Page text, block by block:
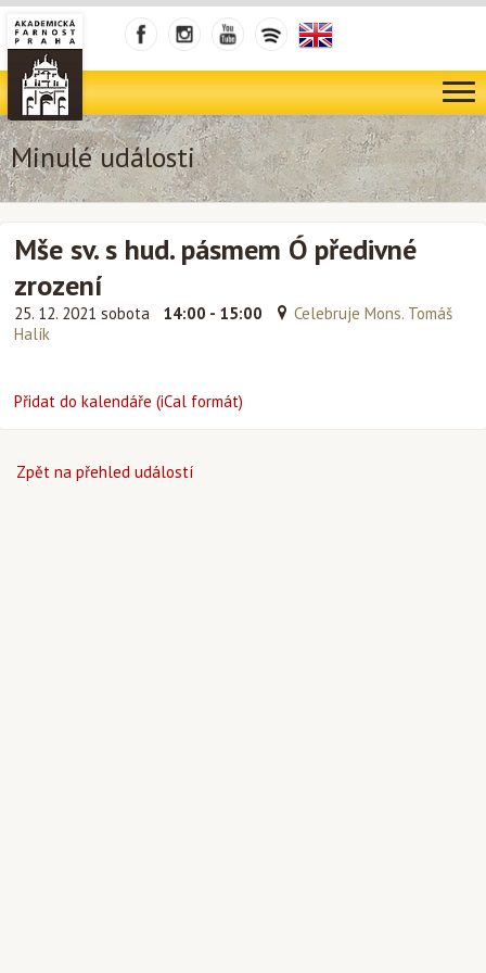
Minulé události
Mše sv. s hud. pásmem Ó předivné
zrození
25. 12. 2021 sobota 14:00 - 15:00
Celebruje Mons. Tomáš
Halík
Přidat do kalendáře (iCal formát)
Zpět na přehled událostí